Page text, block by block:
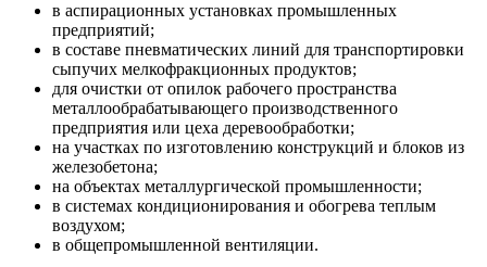
в аспирационных установках промышленных
предприятий;
в составе пневматических линий для транспортировки
сыпучих мелкофракционных продуктов;
для очистки от опилок рабочего пространства
металлообрабатывающего производственного
предприятия или цеха деревообработки;
на участках по изготовлению конструкций и блоков из
железобетона;
на объектах металлургической промышленности;
в системах кондиционирования и обогрева теплым
воздухом;
в общепромышленной вентиляции.